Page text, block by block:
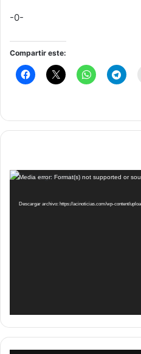
-0-
Compartir este:
Reproductor
vídeo
Media error: Format(s) not supported or
Descargar archivo: https://acinoticias.com/wp-content/